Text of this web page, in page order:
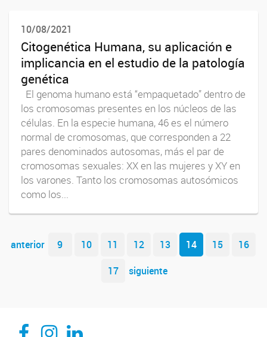
10/08/2021
Citogenética Humana, su aplicación e
implicancia en el estudio de la patología
genética
El genoma humano está “empaquetado” dentro de
los cromosomas presentes en los núcleos de las
células. En la especie humana, 46 es el número
normal de cromosomas, que corresponden a 22
pares denominados autosomas, más el par de
cromosomas sexuales: XX en las mujeres y XY en
los varones. Tanto los cromosomas autosómicos
como los...
Navegador de artículos
anterior 9 10 11 12 13 14 15
16
17
siguiente
CEDIE, Centro de Investigaciones Endocrinológicas Dr. César Bergadá
CEDIE, Centro de Investigaciones Endocrinológicas Dr. César Bergadá
CEDIE, Centro de Investigaciones Endocrinológicas Dr. César Bergadá